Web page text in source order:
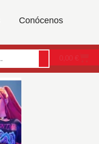
Conócenos
0,00 €